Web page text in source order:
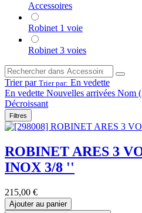
Accessoires
Robinet 1 voie
Robinet 3 voies
Trier par Trier par: En vedette
En vedette Nouvelles arrivées Nom
Décroissant
Filtres
ROBINET ARES 3
INOX 3/8 ''
215,00 €
Ajouter au panier